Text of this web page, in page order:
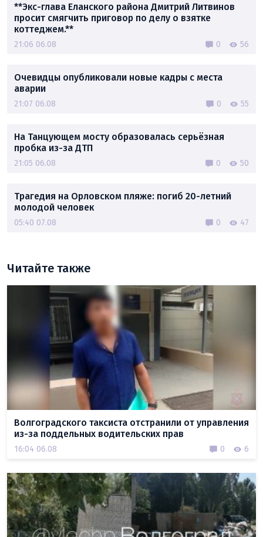
**Экс-глава Еланского района Дмитрий Литвинов
просит смягчить приговор по делу о взятке
коттеджем.**
21:06 06.08 0 56
Очевидцы опубликовали новые кадры с места
аварии
21:07 06.08 0 55
На Танцующем мосту образовалась серьёзная
пробка из-за ДТП
21:05 06.08 0 50
Трагедия на Орловском пляже: погиб 20-летний
молодой человек
05:40 07.08 0 47
Читайте также
Волгоградского таксиста отстранили от управления
из-за поддельных водительских прав
16:04 06.08 0 6